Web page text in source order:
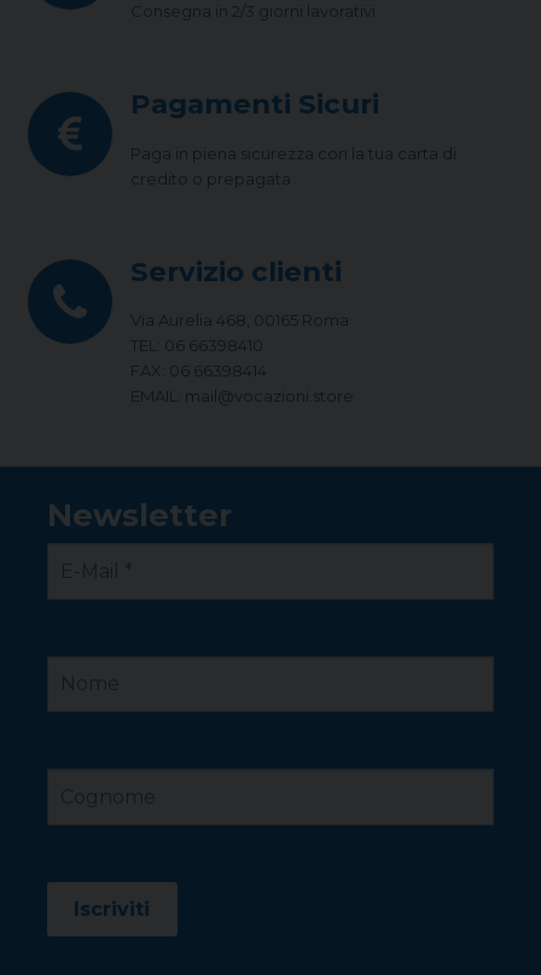
Consegna in 2/3 giorni lavorativi
Pagamenti Sicuri
Paga in piena sicurezza con la tua carta di
credito o prepagata
Servizio clienti
Via Aurelia 468, 00165 Roma
TEL: 06 66398410
FAX: 06 66398414
EMAIL: mail@vocazioni.store
Newsletter